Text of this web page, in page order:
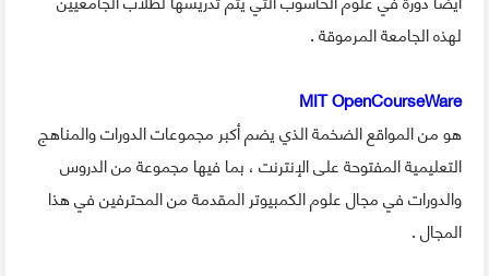
لهذه الجامعة المرموقة .
MIT OpenCourseWare
هو من المواقع الضخمة الذي يضم أكبر مجموعات الدورات والمناهج
التعليمية المفتوحة على الإنترنت ، بما فيها مجموعة من الدروس
والدورات في مجال علوم الكمبيوتر المقدمة من المحترفين في هذا
المجال .